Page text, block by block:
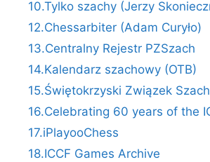
10.Tylko szachy (Jerzy
12.Chessarbiter (Adam Curyło)
13.Centralny Rejestr PZSzach
14.Kalendarz szachowy (OTB)
15.Świętokrzyski Związek
16.Celebrating 60 years of the
17.iPlayooChess
18.ICCF Games Archive